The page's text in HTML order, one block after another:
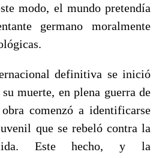
modo, el mundo pretendía
germano moralmente
definitiva se inició
su muerte, en plena guerra de
comenzó a identificarse
que se rebeló contra la
Este hecho, y la